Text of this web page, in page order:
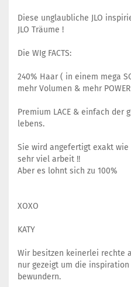
Diese unglaubliche JLO
JLO Träume !
Die WIg FACTS:
240% Haar ( in einem mega
mehr Volumen & mehr POWER
Premium LACE & einfach der
lebens.
Sie wird angefertigt exakt wie
sehr viel arbeit !!
Aber es lohnt sich zu 100%
XOXO
KATY
Wir besitzen keinerlei rechte
nur gezeigt um die
bewundern.